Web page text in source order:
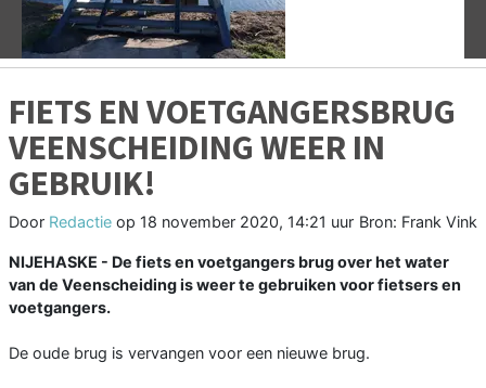
FIETS EN VOETGANGERSBRUG
VEENSCHEIDING WEER IN
GEBRUIK!
Door Redactie op 18 november 2020, 14:21 uur Bron: Frank Vink
NIJEHASKE - De fiets en voetgangers brug over het water
van de Veenscheiding is weer te gebruiken voor fietsers en
voetgangers.
De oude brug is vervangen voor een nieuwe brug.